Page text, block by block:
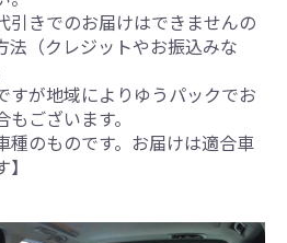
引きでのお届けはできませんの
法（クレジットやお振込みな
すが地域によりゆうパックでお
ございます。
種のものです。お届けは適合車